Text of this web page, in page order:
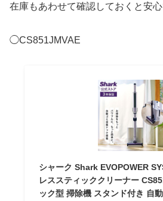
在庫もあわせて確認しておくと安心
◯CS851JMVAE
シャーク Shark EVOPOWER
レススティッククリーナー
ック型 掃除機 スタンド付き 自